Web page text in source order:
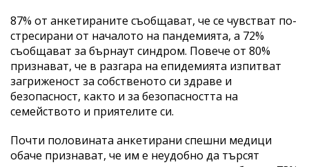
87% от анкетираните съобщават, че се чувстват по-
стресирани от началото на пандемията, а 72%
съобщават за бърнаут синдром. Повече от 80%
признават, че в разгара на епидемията изпитват
загриженост за собственото си здраве и
безопасност, както и за безопасността на
семейството и приятелите си.
Почти половината анкетирани спешни медици
обаче признават, че им е неудобно да търсят